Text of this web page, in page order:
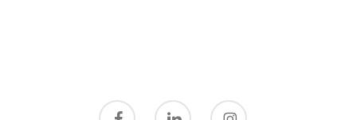
facebook linkedin instagram